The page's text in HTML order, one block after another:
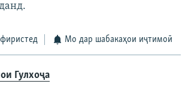
Мо дар шабакаҳои иҷтимоӣ
Гулхоҷа